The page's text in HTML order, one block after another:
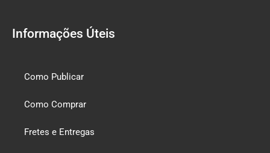
Informações Úteis
Como Publicar
Como Comprar
Fretes e Entregas